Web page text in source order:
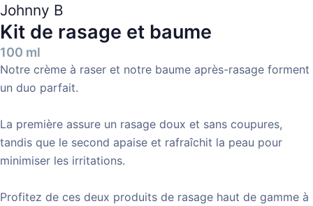
Johnny B
Kit de rasage et baume
100 ml
Notre crème à raser et notre baume après-rasage forment
un duo parfait.
La première assure un rasage doux et sans coupures,
tandis que le second apaise et rafraîchit la peau pour
minimiser les irritations.
Profitez de ces deux produits de rasage haut de gamme à